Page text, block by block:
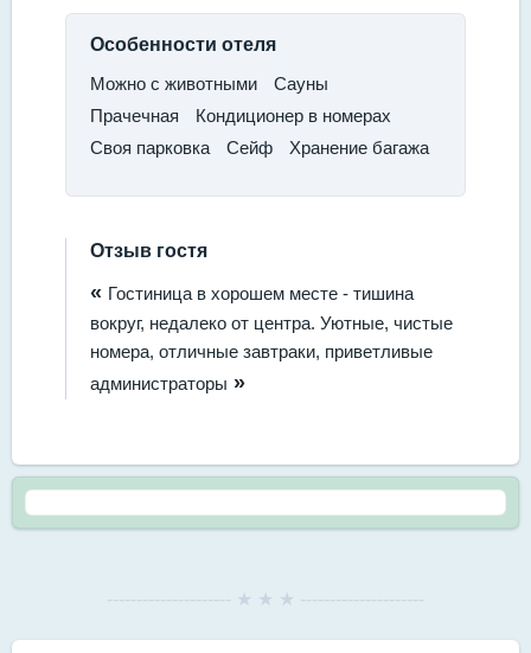
Особенности отеля
Можно с животными​
Сауны​
Прачечная​
Кондиционер в номерах
​Своя парковка
Сейф ​Хранение багажа
Отзыв гостя
« Гостиница в хорошем месте - тишина
вокруг, недалеко от центра. Уютные, чистые
номера, отличные завтраки, приветливые
администраторы »
--------------------- ★ ★ ★ ---------------------